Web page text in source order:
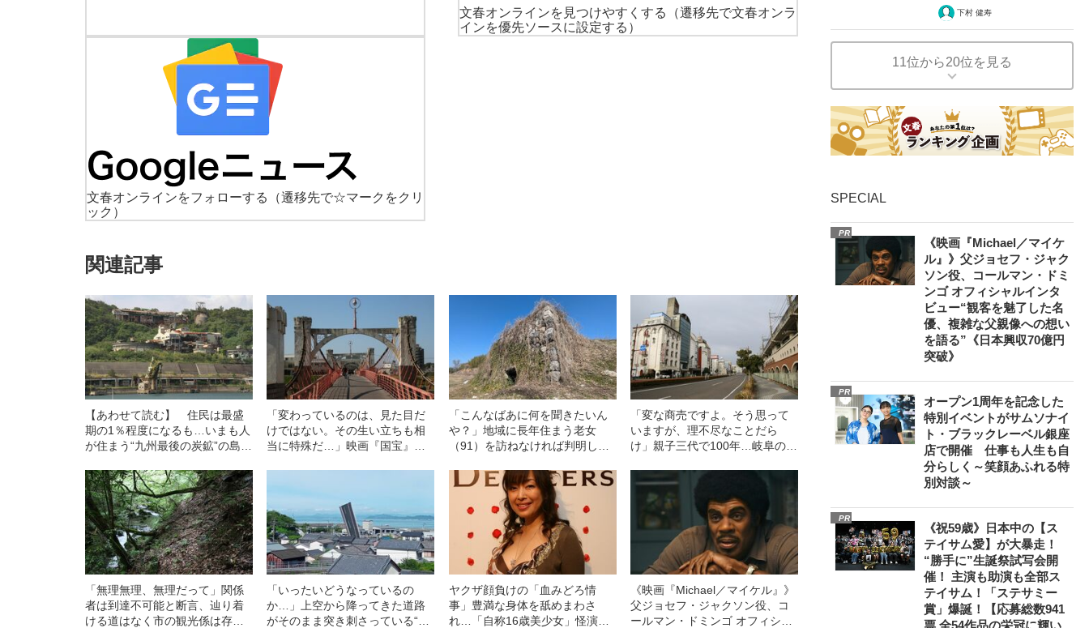
文春オンラインを見つけやすくする
（遷移先で文春オンラ
インを優先ソースに設定する）
文春オンラインをフォローする
（遷移先で☆マークをクリ
ック）
関連記事
【あわせて読む】 住民は最盛
期の1％程度になるも…いまも人
が住まう“九州最後の炭鉱”の島
産業遺構”
「変わっているのは、見た目だ
けではない。その生い立ちも相
当に特殊だ…」映画『国宝』に
「こんなばあに何を聞きたいん
や？」地域に長年住まう老女
（91）を訪ねなければ判明しな
遺構”の“まさかの正体”
「変な商売ですよ。そう思って
いますが、理不尽なことだら
け」親子三代で100年…岐阜の巨
した“性産業の実情”《写真多数》
「無理無理、無理だって」関係
者は到達不可能と断言、辿り着
ける道はなく市の観光係は存在
「いったいどうなっているの
か…」上空から降ってきた道路
がそのまま突き刺さっている“異
ヤクザ顔負けの「血みどろ情
事」豊満な身体を舐めまわさ
れ…「自称16歳美少女」怪演
《映画『Michael／マイケル』》
父ジョセフ・ジャクソン役、コ
ールマン・ドミンゴ オフィシャ
下村 健寿
11位から20位を見る
SPECIAL
PR
《映画『Michael／マイケ
ル』》父ジョセフ・ジャク
ソン役、コールマン・ドミ
ンゴ オフィシャルインタ
ビュー“観客を魅了した名
優、複雑な父親像への想い
を語る”《日本興収70億円
突破》
PR
オープン1周年を記念した
特別イベントがサムソナイ
ト・ブラックレーベル銀座
店で開催 仕事も人生も自
分らしく～笑顔あふれる特
別対談～
PR
《祝59歳》日本中の【ス
テイサム愛】が大暴走！
“勝手に”生誕祭試写会開
催！ 主演も助演も全部ス
テイサム！「ステサミー
賞」爆誕！【応募総数941